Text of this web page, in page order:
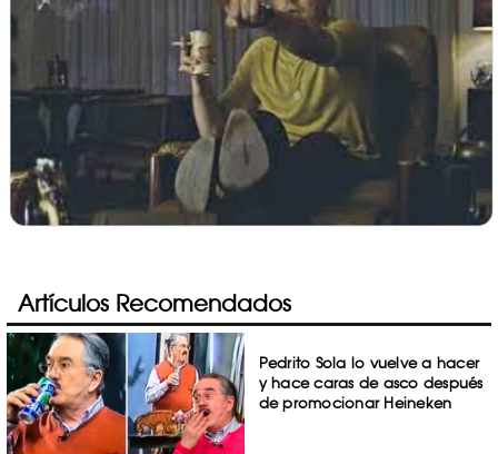
Artículos Recomendados
Pedrito Sola lo vuelve a hacer
y hace caras de asco después
de promocionar Heineken